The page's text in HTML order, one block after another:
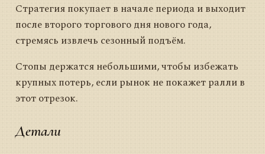
Стратегия покупает в начале периода и выходит
после второго торгового дня нового года,
стремясь извлечь сезонный подъём.
Стопы держатся небольшими, чтобы избежать
крупных потерь, если рынок не покажет ралли в
этот отрезок.
Детали